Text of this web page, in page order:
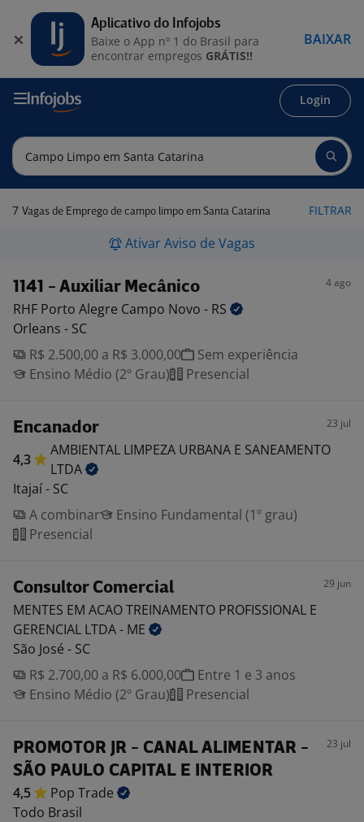
Login
7 Vagas de Emprego de campo limpo em Santa Catarina FILTRAR
Ativar Aviso de Vagas
1141 - Auxiliar Mecânico 4 ago
RHF Porto Alegre Campo Novo - RS
Orleans - SC
R$ 2.500,00 a R$ 3.000,00
Sem experiência
Ensino Médio (2º Grau)
Presencial
Encanador 23 jul
4,3
AMBIENTAL LIMPEZA URBANA E SANEAMENTO
LTDA
Itajaí - SC
A combinar
Ensino Fundamental (1º grau)
Presencial
Consultor Comercial 29 jun
MENTES EM ACAO TREINAMENTO PROFISSIONAL E
GERENCIAL LTDA - ME
São José - SC
R$ 2.700,00 a R$ 6.000,00
Entre 1 e 3 anos
Ensino Médio (2º Grau)
Presencial
PROMOTOR JR - CANAL ALIMENTAR -
SÃO PAULO CAPITAL E INTERIOR
23 jul
4,5 Pop Trade
Todo Brasil
Aplicativo do Infojobs
Baixe o App nº 1 do Brasil para
encontrar empregos GRÁTIS!!
BAIXAR